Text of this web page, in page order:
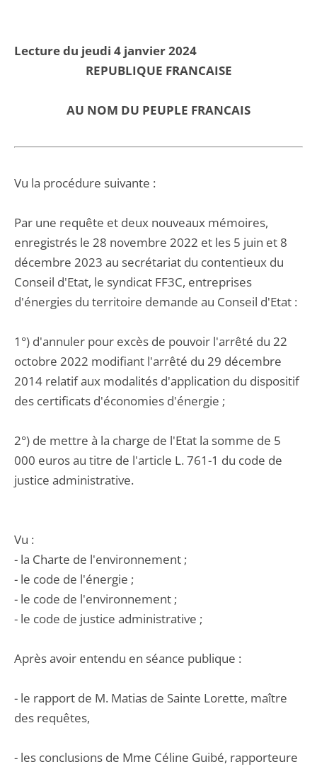
Lecture du jeudi 4 janvier 2024
REPUBLIQUE FRANCAISE
AU NOM DU PEUPLE FRANCAIS
Vu la procédure suivante :
Par une requête et deux nouveaux mémoires,
enregistrés le 28 novembre 2022 et les 5 juin et 8
décembre 2023 au secrétariat du contentieux du
Conseil d'Etat, le syndicat FF3C, entreprises
d'énergies du territoire demande au Conseil d'Etat :
1°) d'annuler pour excès de pouvoir l'arrêté du 22
octobre 2022 modifiant l'arrêté du 29 décembre
2014 relatif aux modalités d'application du dispositif
des certificats d'économies d'énergie ;
2°) de mettre à la charge de l'Etat la somme de 5
000 euros au titre de l'article L. 761-1 du code de
justice administrative.
Vu :
- la Charte de l'environnement ;
- le code de l'énergie ;
- le code de l'environnement ;
- le code de justice administrative ;
Après avoir entendu en séance publique :
- le rapport de M. Matias de Sainte Lorette, maître
des requêtes,
- les conclusions de Mme Céline Guibé, rapporteure